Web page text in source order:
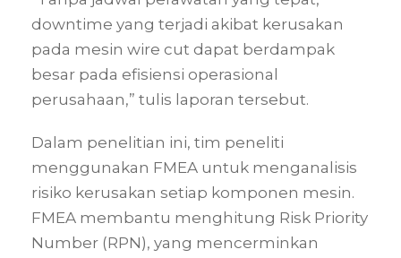
downtime yang terjadi akibat kerusakan
pada mesin wire cut dapat berdampak
besar pada efisiensi operasional
perusahaan,” tulis laporan tersebut.
Dalam penelitian ini, tim peneliti
menggunakan FMEA untuk menganalisis
risiko kerusakan setiap komponen mesin.
FMEA membantu menghitung Risk Priority
Number (RPN), yang mencerminkan